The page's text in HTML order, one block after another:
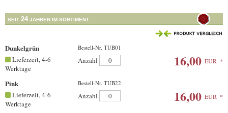
SEIT 24 JAHREN IM SORTIMENT
Dunkelgrün Bestell-Nr. TUB01
Lieferzeit, 4-6
Werktage
Anzahl 16,00 EUR *
Pink Bestell-Nr. TUB22
Lieferzeit, 4-6
Werktage
Anzahl 16,00 EUR *